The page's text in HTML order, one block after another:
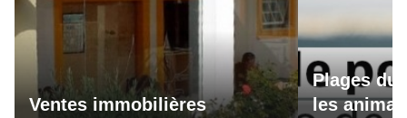
Ventes immobilières
Plages du
les